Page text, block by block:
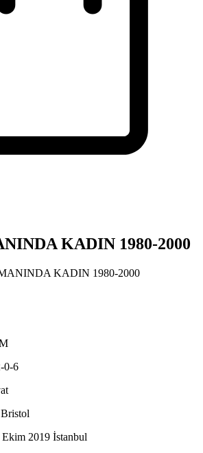
KADIN 1980-2000
KADIN 1980-2000
0-6
Ekim 2019 İstanbul